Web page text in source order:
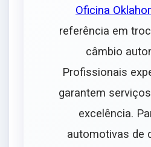
Oficina
referência em
câmbio
Profissionais
garantem
excelência.
automotivas de